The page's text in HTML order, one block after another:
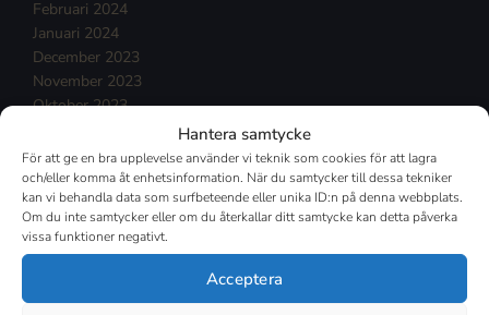
Hantera samtycke
För att ge en bra upplevelse använder vi teknik som cookies för att lagra
och/eller komma åt enhetsinformation. När du samtycker till dessa tekniker
kan vi behandla data som surfbeteende eller unika ID:n på denna webbplats.
Om du inte samtycker eller om du återkallar ditt samtycke kan detta påverka
vissa funktioner negativt.
Acceptera
Februari 2024
Januari 2024
December 2023
November 2023
Oktober 2023
Augusti 2023
Juli 2023
Juni 2023
Maj 2023
April 2023